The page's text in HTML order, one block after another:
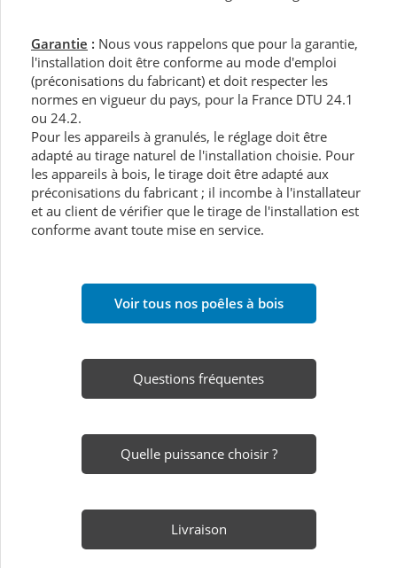
Garantie : Nous vous rappelons que pour la garantie,
l'installation doit être conforme au mode d'emploi
(préconisations du fabricant) et doit respecter les
normes en vigueur du pays, pour la France DTU 24.1
ou 24.2.
Pour les appareils à granulés, le réglage doit être
adapté au tirage naturel de l'installation choisie. Pour
les appareils à bois, le tirage doit être adapté aux
préconisations du fabricant ; il incombe à l'installateur
et au client de vérifier que le tirage de l'installation est
conforme avant toute mise en service.
Voir tous nos poêles à bois
Questions fréquentes
Quelle puissance choisir ?
Livraison